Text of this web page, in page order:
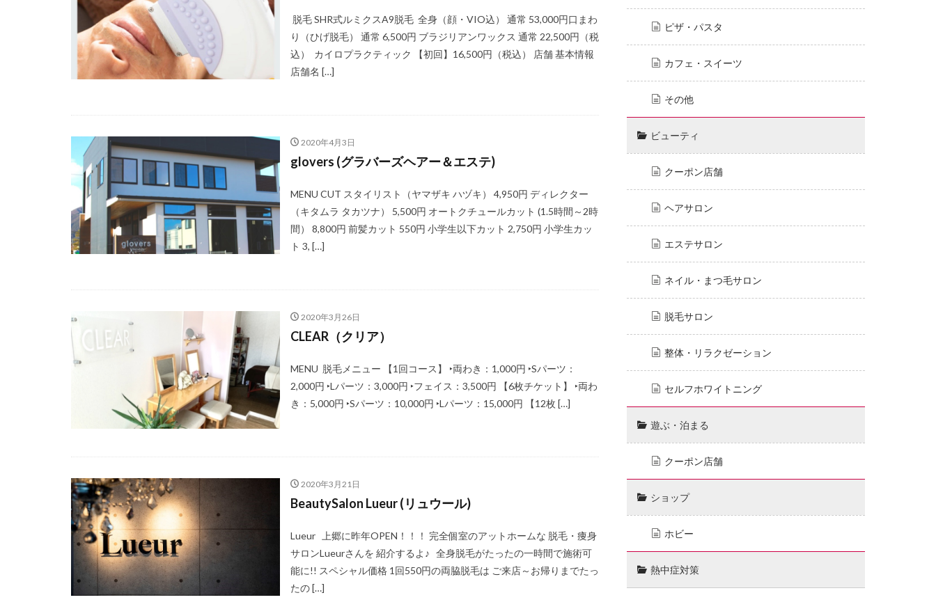
脱毛 SHR式ルミクスA9脱毛 全身（顔・VIO込） 通常 53,000円口まわ
り（ひげ脱毛） 通常 6,500円 ブラジリアンワックス 通常 22,500円（税
込） カイロプラクティック 【初回】16,500円（税込） 店舗 基本情報
店舗名 […]
2020年4月3日
glovers (グラバーズヘアー＆エステ)
MENU CUT スタイリスト（ヤマザキ ハヅキ） 4,950円 ディレクター
（キタムラ タカツナ） 5,500円 オートクチュールカット (1.5時間～2時
間） 8,800円 前髪カット 550円 小学生以下カット 2,750円 小学生カッ
ト 3, […]
2020年3月26日
CLEAR（クリア）
MENU 脱毛メニュー 【1回コース】 ‣両わき：1,000円 ‣Sパーツ：
2,000円 ‣Lパーツ：3,000円 ‣フェイス：3,500円 【6枚チケット】 ‣両わ
き：5,000円 ‣Sパーツ：10,000円 ‣Lパーツ：15,000円 【12枚 […]
2020年3月21日
BeautySalon Lueur (リュウール)
Lueur 上郷に昨年OPEN！！！ 完全個室のアットホームな 脱毛・痩身
サロンLueurさんを 紹介するよ♪ 全身脱毛がたったの一時間で施術可
能に!! スペシャル価格 1回550円の両脇脱毛は ご来店～お帰りまでたっ
たの […]
ピザ・パスタ
カフェ・スイーツ
その他
ビューティ
クーポン店舗
ヘアサロン
エステサロン
ネイル・まつ毛サロン
脱毛サロン
整体・リラクゼーション
セルフホワイトニング
遊ぶ・泊まる
クーポン店舗
ショップ
ホビー
熱中症対策